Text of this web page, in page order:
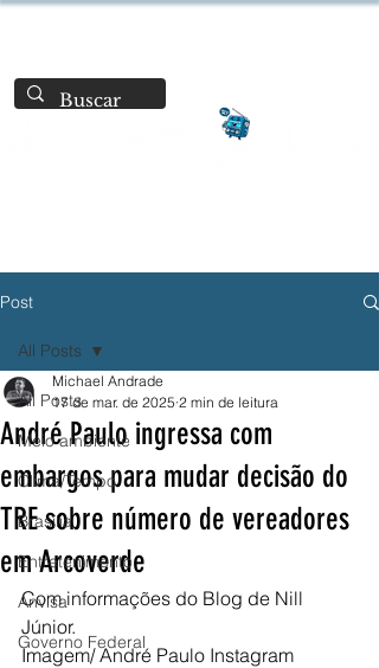
Post
All Posts
Meio ambiente
Clima/Tempo
Brasília
Entretenimento
Anvisa
Governo Federal
All Posts
André Paulo ingressa com
embargos para mudar decisão do
TRE sobre número de vereadores
em Arcoverde
Michael Andrade
17 de mar. de 2025 2 min de leitura
Com informações do Blog de Nill
Júnior.
Imagem/ André Paulo Instagram